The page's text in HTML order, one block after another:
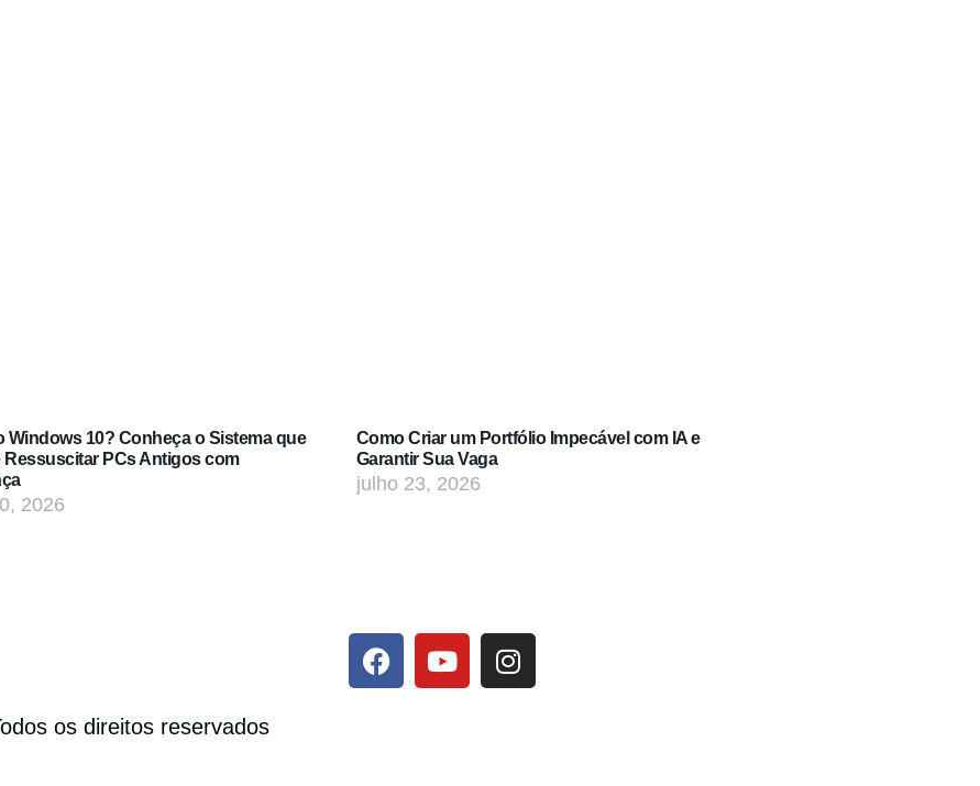
Windows 10? Conheça o Sistema que
Ressuscitar PCs Antigos com
2026
Como Criar um Portfólio Impecável com IA e
Garantir Sua Vaga
julho 23, 2026
os direitos reservados